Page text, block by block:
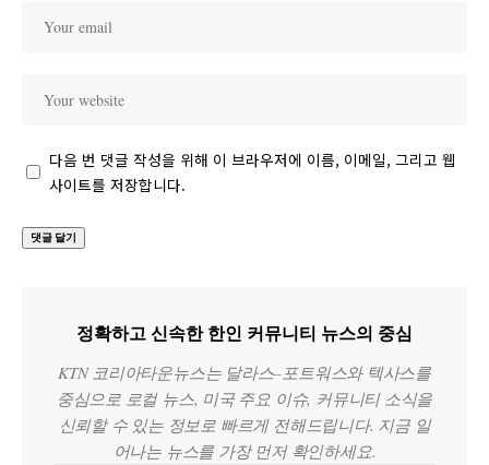
다음 번 댓글 작성을 위해 이 브라우저에 이름, 이메일, 그리고 웹
사이트를 저장합니다.
정확하고 신속한 한인 커뮤니티 뉴스의 중심
KTN 코리아타운뉴스는 달라스–포트워스와 텍사스를
중심으로 로컬 뉴스, 미국 주요 이슈, 커뮤니티 소식을
신뢰할 수 있는 정보로 빠르게 전해드립니다. 지금 일
어나는 뉴스를 가장 먼저 확인하세요.